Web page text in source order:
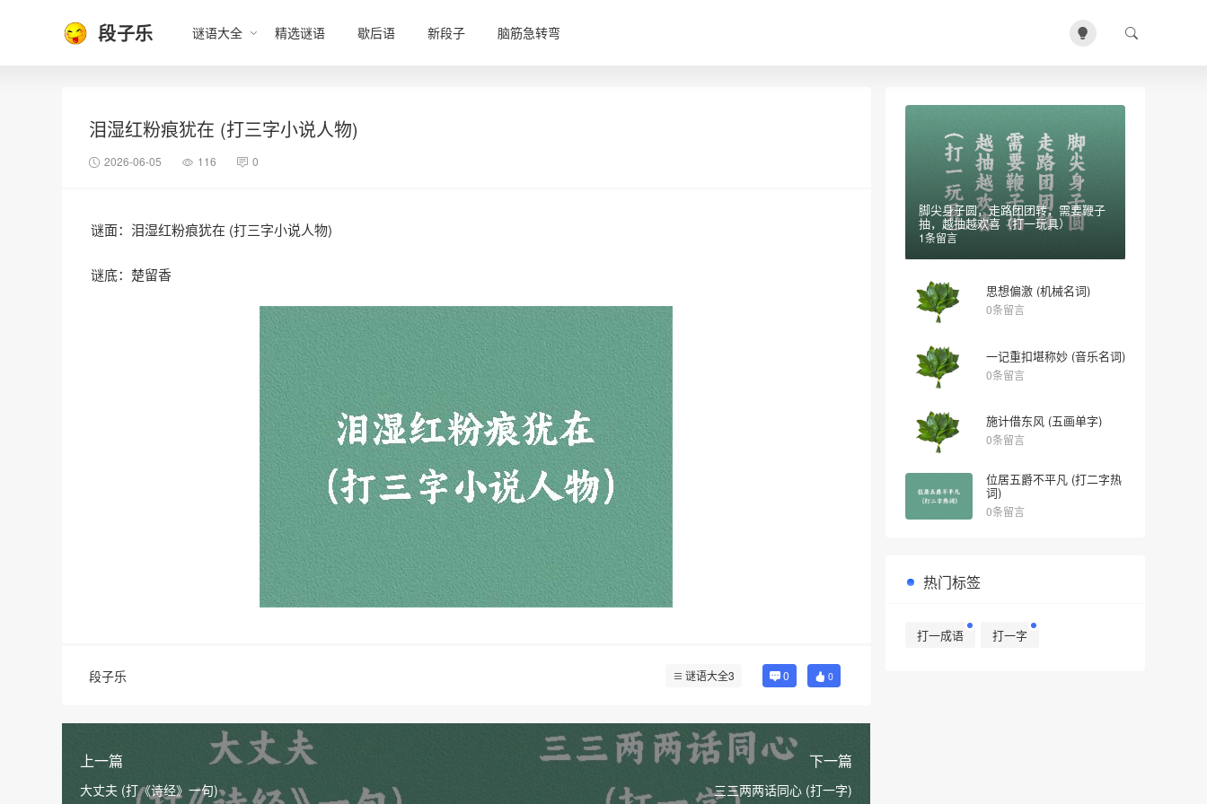
段子乐 谜语大全 精选谜语 歇后语 新段子 脑筋急转弯
泪湿红粉痕犹在 (打三字小说人物)
2026-06-05 116 0
谜面：泪湿红粉痕犹在 (打三字小说人物)
谜底：楚留香
段子乐 谜语大全3 0 0
上一篇
大丈夫 (打《诗经》一句)
下一篇
三三两两话同心 (打一字)
脚尖身子圆，走路团团转，需要鞭子
抽，越抽越欢喜（打一玩具）
1条留言
思想偏激 (机械名词)
0条留言
一记重扣堪称妙 (音乐名词)
0条留言
施计借东风 (五画单字)
0条留言
位居五爵不平凡 (打二字热
词)
0条留言
热门标签
打一成语 打一字